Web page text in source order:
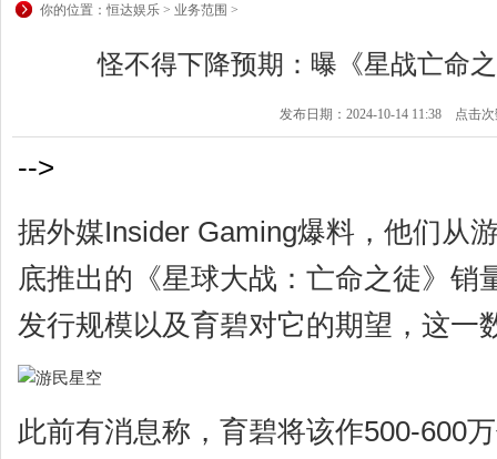
你的位置：恒达娱乐 > 业务范围 >
怪不得下降预期：曝《星战亡命
发布日期：2024-10-14 11:38 点击次
-->
据外媒Insider Gaming爆料，他们从
底推出的《星球大战：亡命之徒》销
发行规模以及育碧对它的期望，这一
此前有消息称，育碧将该作500-600